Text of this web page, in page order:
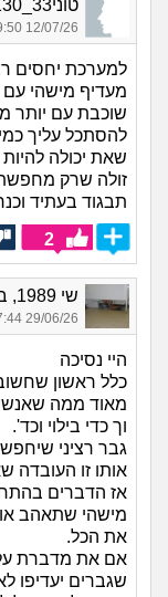
טוני33_4130, בן 28, אורח
12/07/26 09:50
למערכת יחסים
מעדיף מישהי
שוכבת עם יותר
להסתכל עליך
שאת יכולה
זולה שרק
תבגוד בעתיד
2
שי 1989, בת 37
29/06/26 17:44
היי נסיכה
כלל ראשון
מאוד ממה
וך כדי בילוי וכד'.
גבר רציני
אותו זו העובדה
אז הדברים
מישהי שתאהב
את הכל.
אם את מדברת על
שגברים יעדיפו